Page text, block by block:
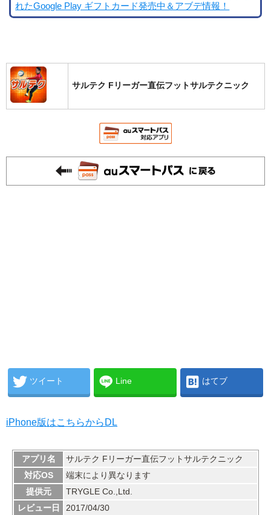
れたGoogle Play ギフトカード発売中＆アブデ情報！
サルテク Fリーガー直伝フットサルテクニック
ツイート Line はてブ
iPhone版はこちらからDL
アプリ名
サルテク Fリーガー直伝フットサルテクニック
対応OS
端末により異なります
提供元
TRYGLE Co.,Ltd.
レビュー日
2017/04/30